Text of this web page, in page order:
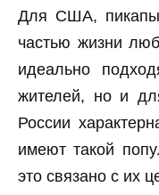
Для США, пикапы
частью жизни
идеально
жителей, но и
России
имеют такой
это связано с их